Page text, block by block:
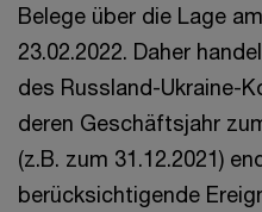
Belege über die Lage
23.02.2022. Daher
des Russland-Ukraine-
deren Geschäftsjahr
(z.B. zum 31.12.2021)
berücksichtigende